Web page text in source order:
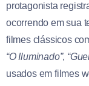
protagonista
ocorrendo em sua
filmes clássicos
“O Iluminado”,
usados em filmes